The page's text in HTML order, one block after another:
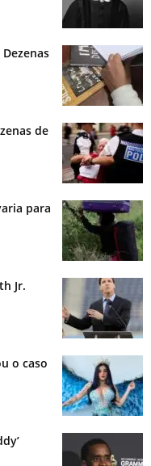
de
para
Jr.
o caso